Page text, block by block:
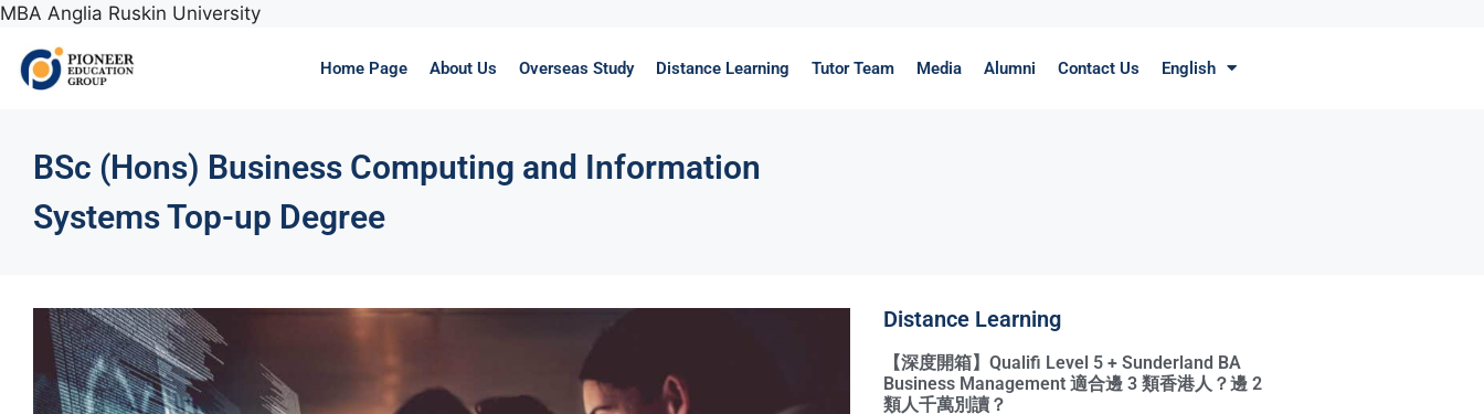
MBA Anglia Ruskin University
Home Page About Us Overseas Study Distance Learning Tutor Team Media Alumni Contact Us English
BSc (Hons) Business Computing and Information
Systems Top-up Degree
Distance Learning
【深度開箱】Qualifi Level 5 + Sunderland BA
Business Management 適合邊 3 類香港人？邊 2
類人千萬別讀？